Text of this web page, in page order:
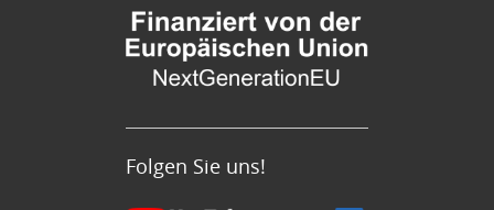
Folgen Sie uns!